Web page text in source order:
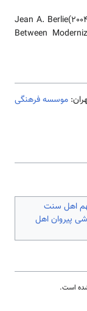
Jean A.
Between
موسسه فرهنگی
اهل سنت
پیروان اهل